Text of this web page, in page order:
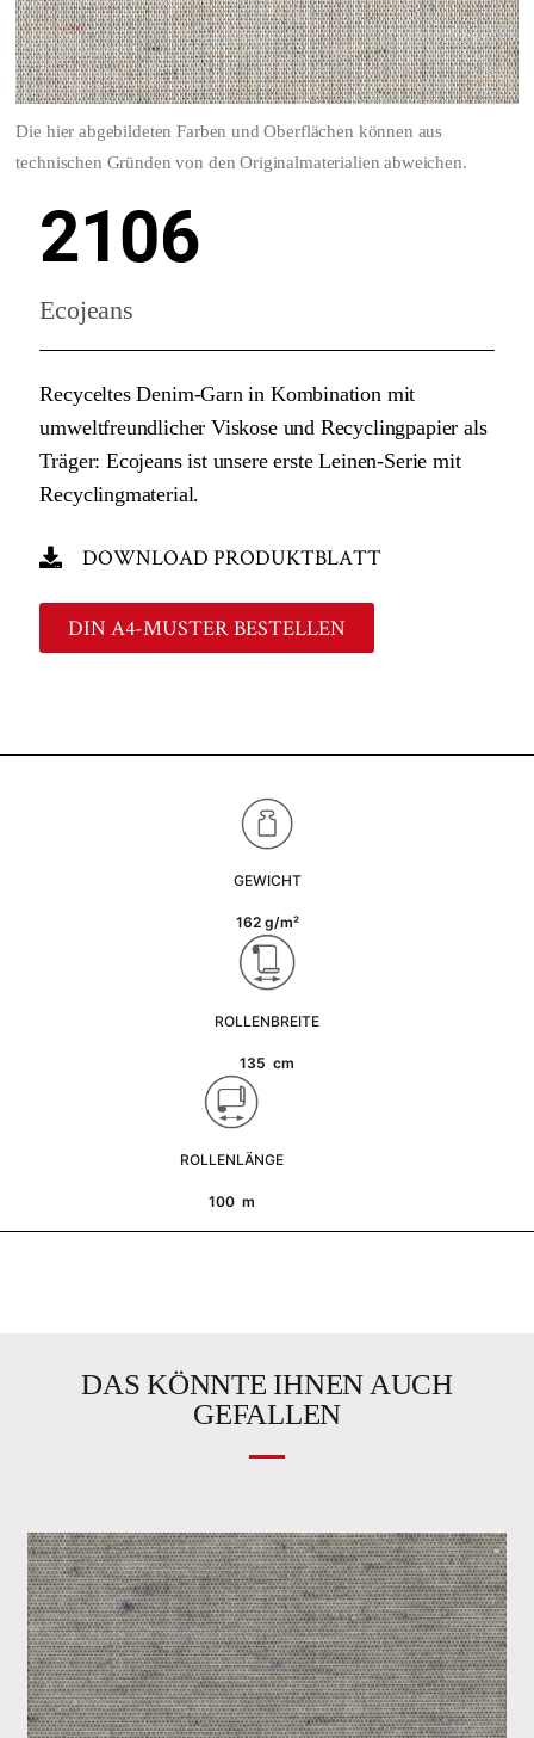
Die hier abgebildeten Farben und Oberflächen können aus
technischen Gründen von den Originalmaterialien abweichen.
2106
Ecojeans
Recyceltes Denim-Garn in Kombination mit
umweltfreundlicher Viskose und Recyclingpapier als
Träger: Ecojeans ist unsere erste Leinen-Serie mit
Recyclingmaterial.
DOWNLOAD PRODUKTBLATT
DIN A4-MUSTER BESTELLEN
GEWICHT
162 g/m²
ROLLENBREITE
135 cm
ROLLENLÄNGE
100 m
DAS KÖNNTE IHNEN AUCH
GEFALLEN